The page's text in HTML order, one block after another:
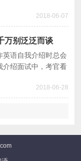
么大学英语自我介绍
2018-06-07
万别泛泛而谈
英语自我介绍时总会
介绍面试中，考官看
下如何让英语自我介
2018-06-28